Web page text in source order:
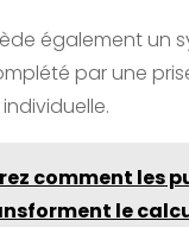
également un
par une
comment les
le